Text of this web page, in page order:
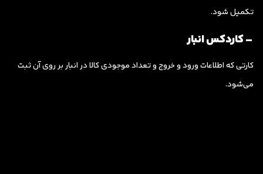
تکمیل شود.
– کاردکس انبار
کارتی که اطلاعات ورود و خروج و تعداد موجودی کالا در انبار بر روی آن ثبت
می‌شود.